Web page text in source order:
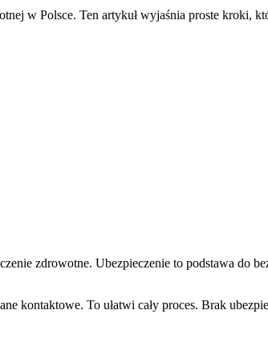
w Polsce. Ten artykuł wyjaśnia proste kroki,
zdrowotne. Ubezpieczenie to podstawa do
kontaktowe. To ułatwi cały proces. Brak